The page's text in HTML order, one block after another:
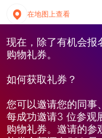
在地图上查看
现在，除了有机会报
购物礼券。
如何获取礼券？
您可以邀请您的同事
每成功邀请3 位参观
购物礼券。邀请的参